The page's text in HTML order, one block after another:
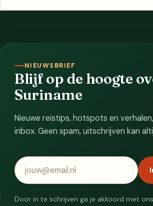
NIEUWSBRIEF
Blijf op de hoogte
Suriname
Nieuwe reistips, hotspots en
inbox. Geen spam, uitschrijven kan
E-mailadres
Door in te schrijven ga je akkoord met ons